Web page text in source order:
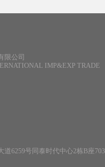
限公司
IMP&EXP TRADE
6259号同泰时代中心2栋B座703